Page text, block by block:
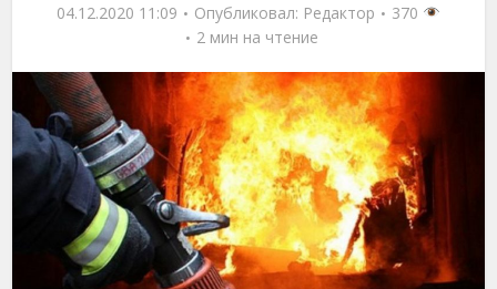
04.12.2020 11:09 Опубликовал: Редактор
370
2 мин на чтение